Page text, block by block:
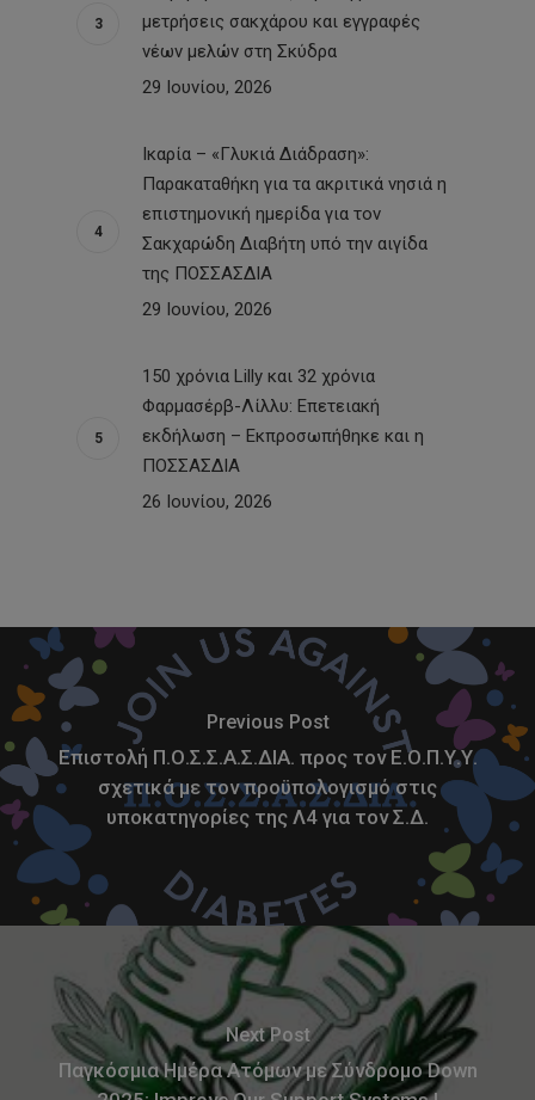
μετρήσεις σακχάρου και εγγραφές
νέων μελών στη Σκύδρα
29 Ιουνίου, 2026
Ικαρία – «Γλυκιά Διάδραση»:
Παρακαταθήκη για τα ακριτικά νησιά η
επιστημονική ημερίδα για τον
Σακχαρώδη Διαβήτη υπό την αιγίδα
της ΠΟΣΣΑΣΔΙΑ
29 Ιουνίου, 2026
150 χρόνια Lilly και 32 χρόνια
Φαρμασέρβ-Λίλλυ: Eπετειακή
εκδήλωση – Εκπροσωπήθηκε και η
ΠΟΣΣΑΣΔΙΑ
26 Ιουνίου, 2026
Previous Post
Επιστολή Π.Ο.Σ.Σ.Α.Σ.ΔΙΑ. προς τον Ε.Ο.Π.Υ.Υ.
σχετικά με τον προϋπολογισμό στις
υποκατηγορίες της Λ4 για τον Σ.Δ.
Next Post
Παγκόσμια Ημέρα Ατόμων με Σύνδρομο Down